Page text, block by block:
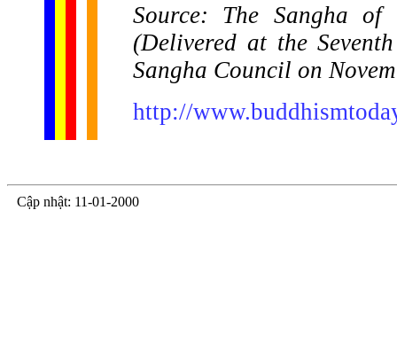
Source: The Sangha
(Delivered at the
Sangha Council on
http://
Cập nhật: 11-01-2000